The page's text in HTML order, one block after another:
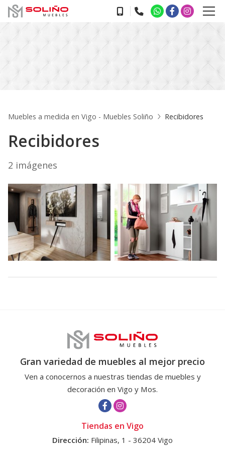
Muebles a medida en Vigo - Muebles Soliño Recibidores
Recibidores
2 imágenes
Gran variedad de muebles al mejor precio
Ven a conocernos a nuestras tiendas de muebles y
decoración en Vigo y Mos.
Tiendas en Vigo
Dirección: Filipinas, 1 - 36204 Vigo